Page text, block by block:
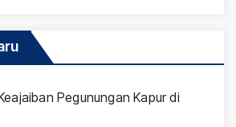
Pegunungan Kapur di